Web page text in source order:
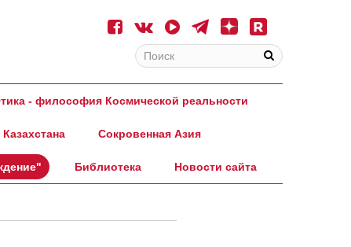
- философия Космической реальности
Сокровенная Азия
Библиотека Новости сайта